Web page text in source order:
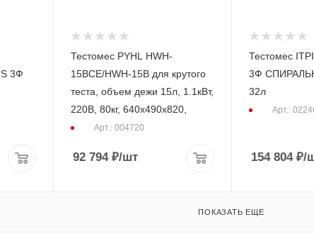
3Ф
Тестомес PYHL HWH-
15BCE/HWH-15B для крутого
теста, объем дежи 15л, 1.1кВт,
220В, 80кг, 640х490х820,
Арт.: 004720
92 794₽/шт
Тестомес
3Ф
32л
Арт.:
154 804₽/
ПОКАЗАТЬ ЕЩЕ